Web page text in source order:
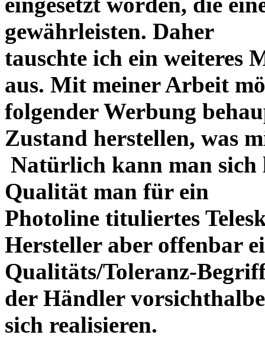
gewährleisten. Daher
tauschte ich ein weiteres
aus. Mit meiner Arbeit
folgender Werbung
Zustand herstellen, was
Natürlich kann man sich
Qualität man für ein
Photoline tituliertes
Hersteller aber offenbar
Qualitäts/Toleranz-
der Händler
sich realisieren.